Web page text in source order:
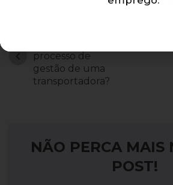
processo de
gestão de uma
transportadora?
chevron_left
NÃO PERCA MAIS
POST!